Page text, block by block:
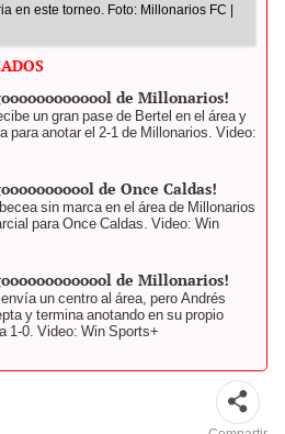
en este torneo. Foto: Millonarios FC |
de Millonarios!
un gran pase de Bertel en el área y
para anotar el 2-1 de Millonarios. Video:
de Once Caldas!
sin marca en el área de Millonarios
para Once Caldas. Video: Win
de Millonarios!
un centro al área, pero Andrés
y termina anotando en su propio
1-0. Video: Win Sports+